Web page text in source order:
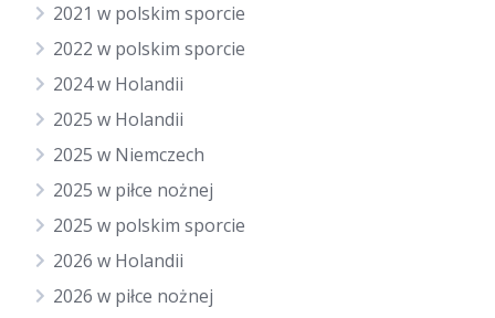
2021 w polskim sporcie
2022 w polskim sporcie
2024 w Holandii
2025 w Holandii
2025 w Niemczech
2025 w piłce nożnej
2025 w polskim sporcie
2026 w Holandii
2026 w piłce nożnej